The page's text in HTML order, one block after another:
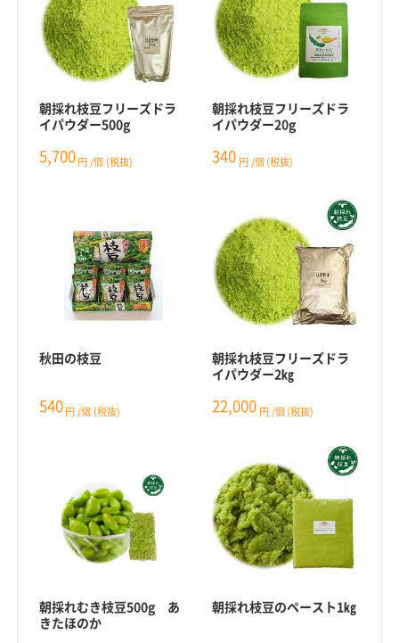
朝採れ枝豆フリーズドラ
イパウダー500g
5,700 円 /個 (税抜)
朝採れ枝豆フリーズドラ
イパウダー20g
340 円 /個 (税抜)
秋田の枝豆
540 円 /個 (税抜)
朝採れ枝豆フリーズドラ
イパウダー2㎏
22,000 円 /個 (税抜)
朝採れむき枝豆500g あ
きたほのか
朝採れ枝豆のペースト1㎏